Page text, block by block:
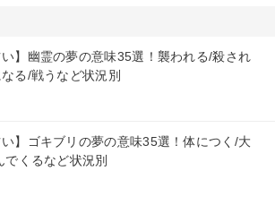
い】幽霊の夢の意味35選！襲われる/殺され
る/戦うなど状況別
い】ゴキブリの夢の意味35選！体につく/大
でくるなど状況別